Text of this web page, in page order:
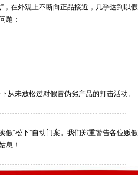
，在外观上不断向正品接近，几乎达到以假
题：
从未放松过对假冒伪劣产品的打击活动。
“松下”自动门案。我们郑重警告各位贩假
息！